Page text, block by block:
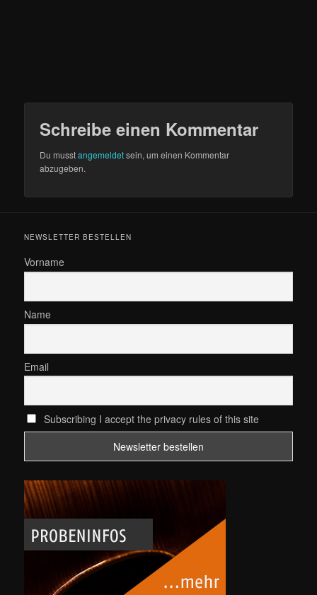
Schreibe einen Kommentar
Du musstangemeldetsein, um einen Kommentar
abzugeben.
NEWSLETTER BESTELLEN
Vorname
Name
Email
Subscribing I accept the privacy rules of this site